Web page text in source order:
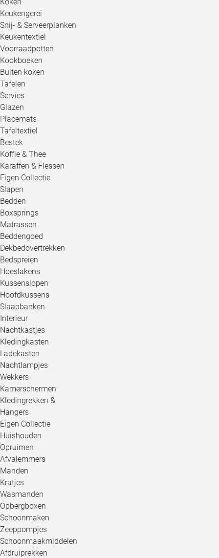
Keukengerei
Snij- & Serveerplanken
Keukentextiel
Voorraadpotten
Kookboeken
Buiten koken
Tafelen
Servies
Glazen
Placemats
Tafeltextiel
Bestek
Koffie & Thee
Karaffen & Flessen
Eigen Collectie
Slapen
Bedden
Boxsprings
Matrassen
Beddengoed
Dekbedovertrekken
Bedspreien
Hoeslakens
Kussenslopen
Hoofdkussens
Slaapbanken
Interieur
Nachtkastjes
Kledingkasten
Ladekasten
Nachtlampjes
Wekkers
Kamerschermen
Kledingrekken &
Hangers
Eigen Collectie
Huishouden
Opruimen
Afvalemmers
Manden
Kratjes
Wasmanden
Opbergboxen
Schoonmaken
Zeeppompjes
Schoonmaakmiddelen
Afdruiprekken